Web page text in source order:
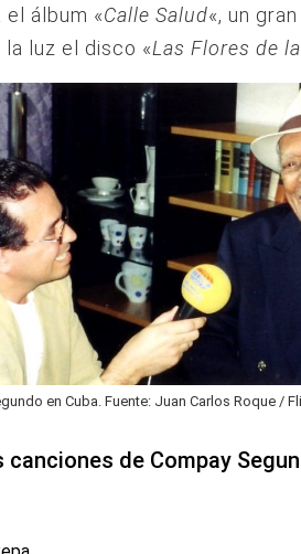
el álbum «Calle Salud«, un
luz el disco «Las Flores de
en Cuba. Fuente: Juan Carlos Roque /
canciones de Compay